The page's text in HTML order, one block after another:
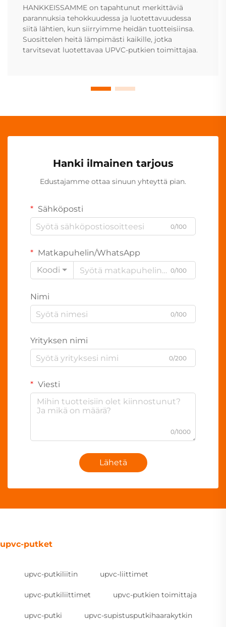
HANKKEISSAMME on tapahtunut merkittäviä
parannuksia tehokkuudessa ja luotettavuudessa
siitä lähtien, kun siirryimme heidän tuotteisiinsa.
Suosittelen heitä lämpimästi kaikille, jotka
tarvitsevat luotettavaa UPVC-putkien toimittajaa.
Hanki ilmainen tarjous
Edustajamme ottaa sinuun yhteyttä pian.
Sähköposti
0/100
Matkapuhelin/WhatsApp
Koodi
0/100
Nimi
0/100
Yrityksen nimi
0/200
Viesti
0/1000
Lähetä
upvc-putket
upvc-putkiliitin upvc-liittimet
upvc-putkiliittimet upvc-putkien toimittaja
upvc-putki upvc-supistusputkihaarakytkin